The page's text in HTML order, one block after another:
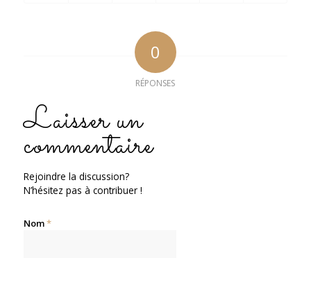
0
RÉPONSES
Laisser un
commentaire
Rejoindre la discussion?
N’hésitez pas à contribuer !
Nom*